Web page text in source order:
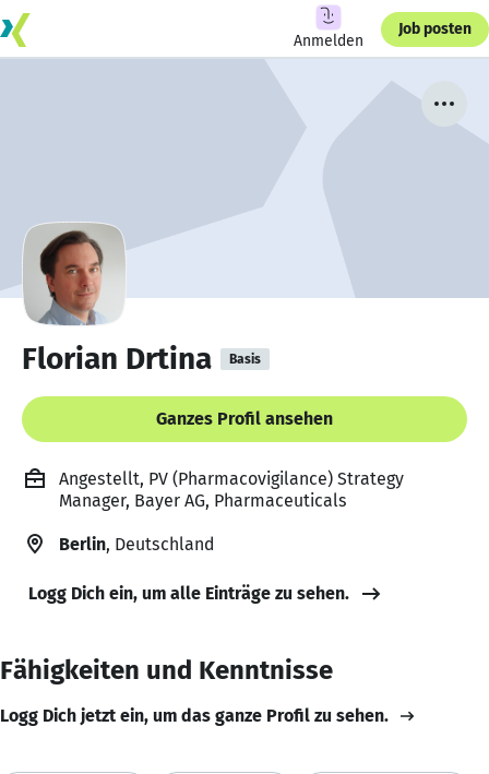
Anmelden
Job posten
Florian Drtina Basis
Ganzes Profil ansehen
Angestellt, PV (Pharmacovigilance) Strategy
Manager, Bayer AG, Pharmaceuticals
Berlin, Deutschland
Logg Dich ein, um alle Einträge zu sehen.
Fähigkeiten und Kenntnisse
Logg Dich jetzt ein, um das ganze Profil zu sehen.